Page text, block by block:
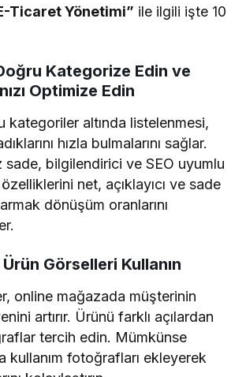
Ticaret Yönetimi” ile ilgili işte 10
Kategorize Edin ve
Optimize Edin
kategoriler altında listelenmesi,
hızla bulmalarını sağlar.
sade, bilgilendirici ve SEO uyumlu
özelliklerini net, açıklayıcı ve sade
dönüşüm oranlarını
Görselleri Kullanın
online mağazada müşterinin
artırır. Ürünü farklı açılardan
tercih edin. Mümkünse
kullanım fotoğrafları ekleyerek